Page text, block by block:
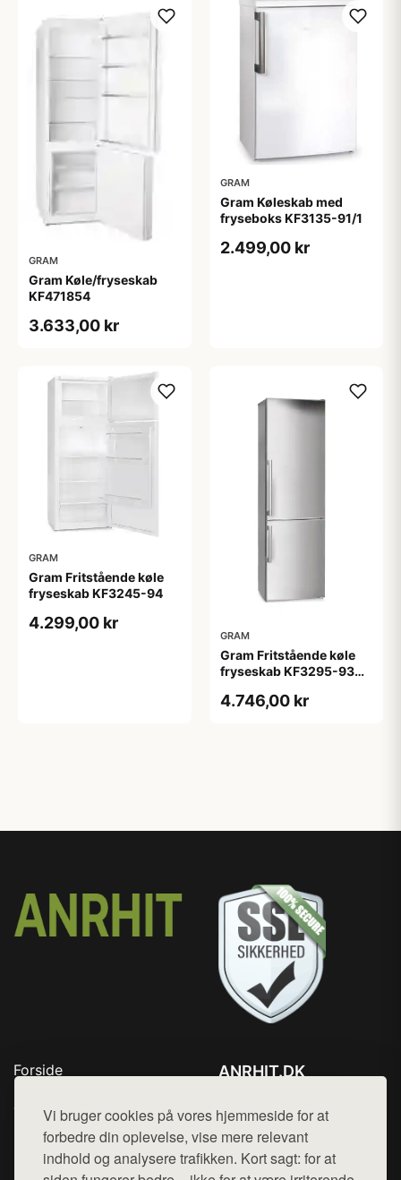
Vi bruger cookies på vores hjemmeside for at
forbedre din oplevelse, vise mere relevant
indhold og analysere trafikken. Kort sagt: for at
GRAM
Gram Køle/fryseskab
KF471854
3.633,00 kr
GRAM
Gram Køleskab med
fryseboks KF3135-91/1
2.499,00 kr
GRAM
Gram Fritstående køle
fryseskab KF3245-94
4.299,00 kr
GRAM
Gram Fritstående køle
fryseskab KF3295-93
4.746,00 kr
Forside
Top Rabatter
Blog
Kontakt
ANRHIT.DK
Mail: hej@want.dk
Cookie- og privatlivspolitik